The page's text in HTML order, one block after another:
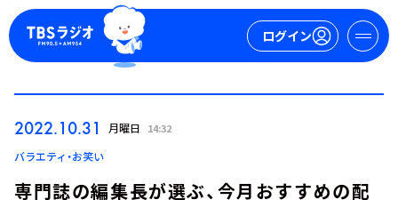
ログイン
ログイン
2022.10.31 月曜日 14:32
バラエティ・お笑い
専門誌の編集長が選ぶ、今月おすすめの配